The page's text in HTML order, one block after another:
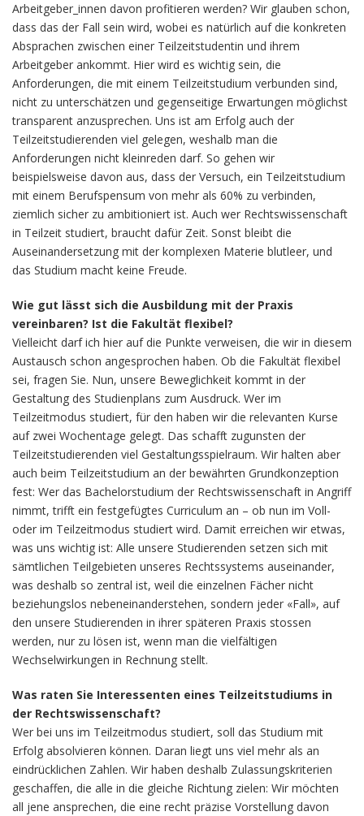
Arbeitgeber_innen davon profitieren werden? Wir glauben schon,
dass das der Fall sein wird, wobei es natürlich auf die konkreten
Absprachen zwischen einer Teilzeitstudentin und ihrem
Arbeitgeber ankommt. Hier wird es wichtig sein, die
Anforderungen, die mit einem Teilzeitstudium verbunden sind,
nicht zu unterschätzen und gegenseitige Erwartungen möglichst
transparent anzusprechen. Uns ist am Erfolg auch der
Teilzeitstudierenden viel gelegen, weshalb man die
Anforderungen nicht kleinreden darf. So gehen wir
beispielsweise davon aus, dass der Versuch, ein Teilzeitstudium
mit einem Berufspensum von mehr als 60% zu verbinden,
ziemlich sicher zu ambitioniert ist. Auch wer Rechtswissenschaft
in Teilzeit studiert, braucht dafür Zeit. Sonst bleibt die
Auseinandersetzung mit der komplexen Materie blutleer, und
das Studium macht keine Freude.
Wie gut lässt sich die Ausbildung mit der Praxis
vereinbaren? Ist die Fakultät flexibel?
Vielleicht darf ich hier auf die Punkte verweisen, die wir in diesem
Austausch schon angesprochen haben. Ob die Fakultät flexibel
sei, fragen Sie. Nun, unsere Beweglichkeit kommt in der
Gestaltung des Studienplans zum Ausdruck. Wer im
Teilzeitmodus studiert, für den haben wir die relevanten Kurse
auf zwei Wochentage gelegt. Das schafft zugunsten der
Teilzeitstudierenden viel Gestaltungsspielraum. Wir halten aber
auch beim Teilzeitstudium an der bewährten Grundkonzeption
fest: Wer das Bachelorstudium der Rechtswissenschaft in Angriff
nimmt, trifft ein festgefügtes Curriculum an – ob nun im Voll-
oder im Teilzeitmodus studiert wird. Damit erreichen wir etwas,
was uns wichtig ist: Alle unsere Studierenden setzen sich mit
sämtlichen Teilgebieten unseres Rechtssystems auseinander,
was deshalb so zentral ist, weil die einzelnen Fächer nicht
beziehungslos nebeneinanderstehen, sondern jeder «Fall», auf
den unsere Studierenden in ihrer späteren Praxis stossen
werden, nur zu lösen ist, wenn man die vielfältigen
Wechselwirkungen in Rechnung stellt.
Was raten Sie Interessenten eines Teilzeitstudiums in
der Rechtswissenschaft?
Wer bei uns im Teilzeitmodus studiert, soll das Studium mit
Erfolg absolvieren können. Daran liegt uns viel mehr als an
eindrücklichen Zahlen. Wir haben deshalb Zulassungskriterien
geschaffen, die alle in die gleiche Richtung zielen: Wir möchten
all jene ansprechen, die eine recht präzise Vorstellung davon